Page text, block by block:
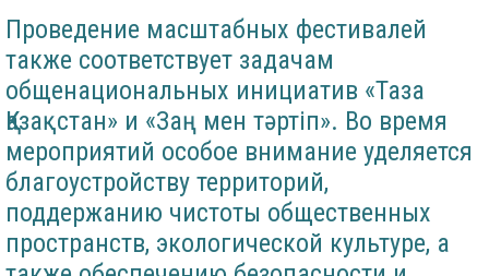
Проведение масштабных фестивалей
также соответствует задачам
общенациональных инициатив «Таза
Қазақстан» и «Заң мен тәртіп». Во время
мероприятий особое внимание уделяется
благоустройству территорий,
поддержанию чистоты общественных
пространств, экологической культуре, а